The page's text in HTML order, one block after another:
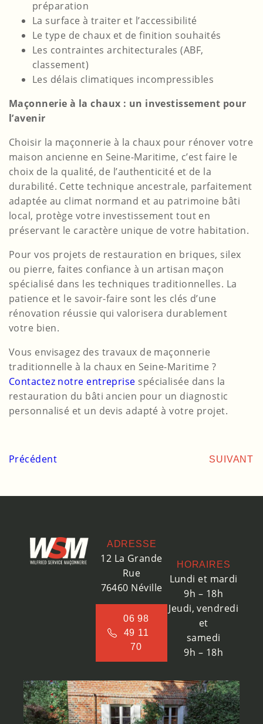
préparation
La surface à traiter et l’accessibilité
Le type de chaux et de finition souhaités
Les contraintes architecturales (ABF,
classement)
Les délais climatiques incompressibles
Maçonnerie à la chaux : un investissement pour
l’avenir
Choisir la maçonnerie à la chaux pour rénover votre
maison ancienne en Seine-Maritime, c’est faire le
choix de la qualité, de l’authenticité et de la
durabilité. Cette technique ancestrale, parfaitement
adaptée au climat normand et au patrimoine bâti
local, protège votre investissement tout en
préservant le caractère unique de votre habitation.
Pour vos projets de restauration en briques, silex
ou pierre, faites confiance à un artisan maçon
spécialisé dans les techniques traditionnelles. La
patience et le savoir-faire sont les clés d’une
rénovation réussie qui valorisera durablement
votre bien.
Vous envisagez des travaux de maçonnerie
traditionnelle à la chaux en Seine-Maritime ?
Contactez notre entreprise spécialisée dans la
restauration du bâti ancien pour un diagnostic
personnalisé et un devis adapté à votre projet.
Précédent SUIVANT
ADRESSE
12 La Grande
Rue
76460 Néville
06 98
49 11
70
HORAIRES
Lundi et mardi
9h – 18h
Jeudi, vendredi
et
samedi
9h – 18h